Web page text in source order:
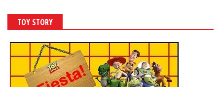
TOY STORY